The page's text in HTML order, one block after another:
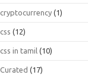
cryptocurrency (1)
css (12)
css in tamil (10)
Curated (17)